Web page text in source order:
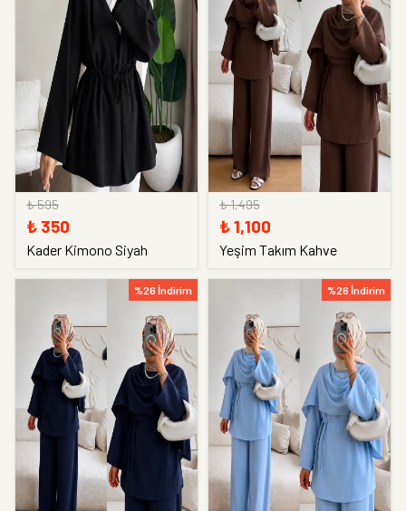
₺ 595
₺ 350
Kader Kimono Siyah
₺ 1,495
₺ 1,100
Yeşim Takım Kahve
%26 İndirim %26 İndirim